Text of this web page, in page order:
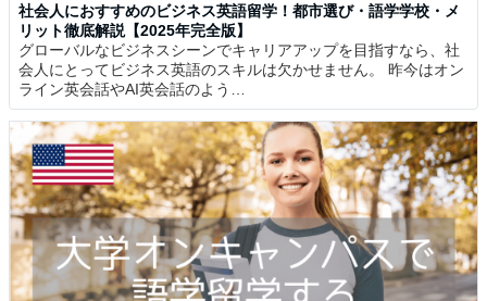
社会人におすすめのビジネス英語留学！都市選び・語学学校・メ
リット徹底解説【2025年完全版】
グローバルなビジネスシーンでキャリアアップを目指すなら、社
会人にとってビジネス英語のスキルは欠かせません。 昨今はオン
ライン英会話やAI英会話のよう…